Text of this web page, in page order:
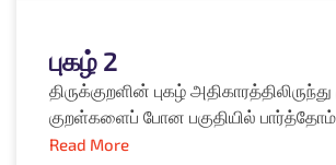
புகழ் 2
திருக்குறளின் புகழ்
குறள்களைப் போன பகுதியில்
Read More